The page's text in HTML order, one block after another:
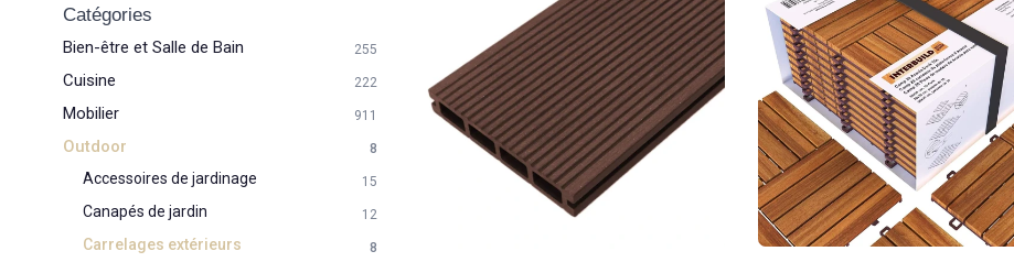
Catégories
Bien-être et Salle de Bain 255
Cuisine 222
Mobilier 911
Outdoor 8
Accessoires de jardinage 15
Canapés de jardin 12
Carrelages extérieurs
8